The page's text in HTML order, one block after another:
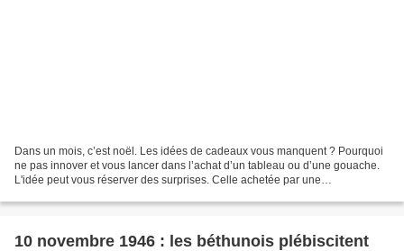
Dans un mois, c’est noël. Les idées de cadeaux vous manquent ? Pourquoi
ne pas innover et vous lancer dans l’achat d’un tableau ou d’une gouache.
L'idée peut vous réserver des surprises. Celle achetée par une
10 novembre 1946 : les béthunois plébiscitent